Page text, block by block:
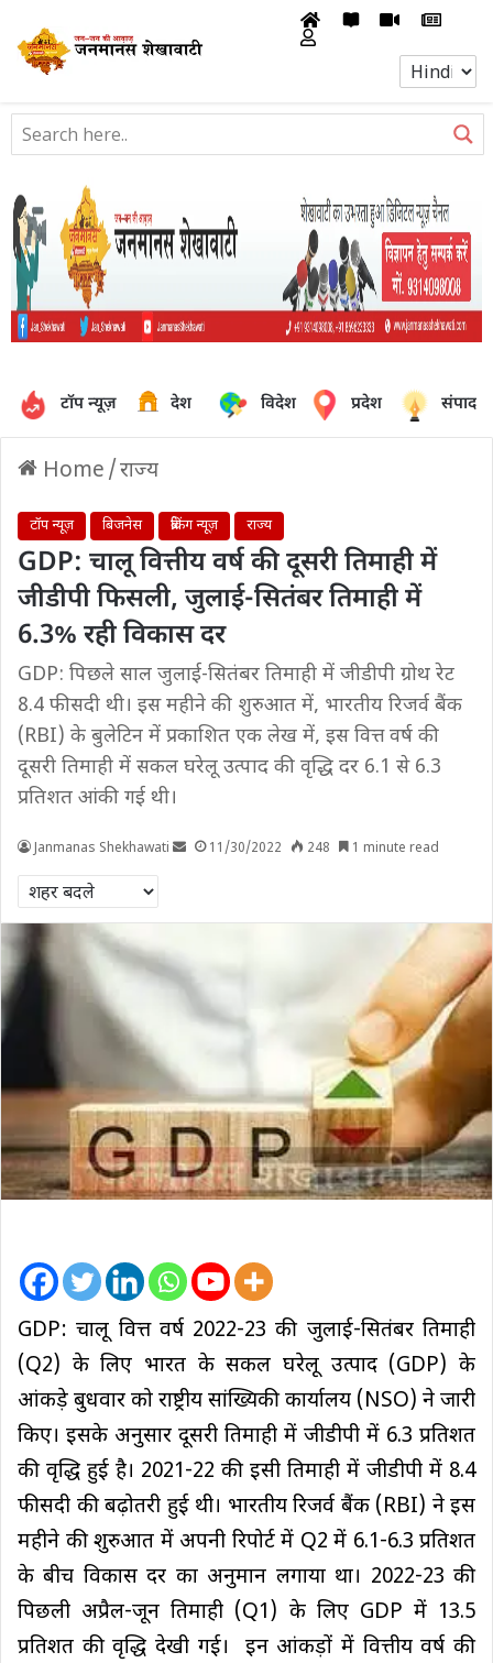
टॉप न्यूज़ देश विदेश प्रदेश
Home /राज्य
टॉप न्यूज़ बिजनेस ब्रेकिंग न्यूज़ राज्य
GDP: चालू वित्तीय वर्ष की दूसरी तिमाही में
जीडीपी फिसली, जुलाई-सितंबर तिमाही में
6.3% रही विकास दर
GDP: पिछले साल जुलाई-सितंबर तिमाही में जीडीपी ग्रोथ रेट
8.4 फीसदी थी। इस महीने की शुरुआत में, भारतीय रिजर्व बैंक
(RBI) के बुलेटिन में प्रकाशित एक लेख में, इस वित्त वर्ष की
दूसरी तिमाही में सकल घरेलू उत्पाद की वृद्धि दर 6.1 से 6.3
प्रतिशत आंकी गई थी।
Janmanas Shekhawati 11/30/2022 248 1 minute read
GDP: चालू वित्त वर्ष 2022-23 की जुलाई-सितंबर तिमाही
(Q2) के लिए भारत के सकल घरेलू उत्पाद (GDP) के
आंकड़े बुधवार को राष्ट्रीय सांख्यिकी कार्यालय (NSO) ने जारी
किए। इसके अनुसार दूसरी तिमाही में जीडीपी में 6.3 प्रतिशत
की वृद्धि हुई है। 2021-22 की इसी तिमाही में जीडीपी में 8.4
फीसदी की बढ़ोतरी हुई थी। भारतीय रिजर्व बैंक (RBI) ने इस
महीने की शुरुआत में अपनी रिपोर्ट में Q2 में 6.1-6.3 प्रतिशत
के बीच विकास दर का अनुमान लगाया था। 2022-23 की
पिछली अप्रैल-जून तिमाही (Q1) के लिए GDP में 13.5
प्रतिशत की वृद्धि देखी गई। इन आंकड़ों में वित्तीय वर्ष की